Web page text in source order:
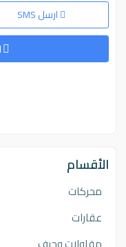
ارسل SMS
الأقسام
محركات
عقارات